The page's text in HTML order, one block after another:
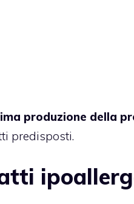
produzione della
predisposti.